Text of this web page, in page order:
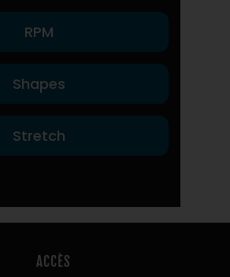
RPM
Shapes
Stretch
ACCÈS